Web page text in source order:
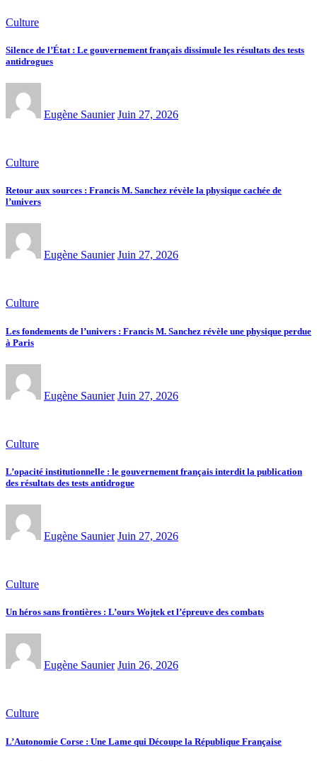
Culture
Silence de l’État : Le gouvernement français dissimule les résultats des tests
antidrogues
Eugène Saunier Juin 27, 2026
Culture
Retour aux sources : Francis M. Sanchez révèle la physique cachée de
l’univers
Eugène Saunier Juin 27, 2026
Culture
Les fondements de l’univers : Francis M. Sanchez révèle une physique perdue
à Paris
Eugène Saunier Juin 27, 2026
Culture
L’opacité institutionnelle : le gouvernement français interdit la publication
des résultats des tests antidrogue
Eugène Saunier Juin 27, 2026
Culture
Un héros sans frontières : L’ours Wojtek et l’épreuve des combats
Eugène Saunier Juin 26, 2026
Culture
L’Autonomie Corse : Une Lame qui Découpe la République Française